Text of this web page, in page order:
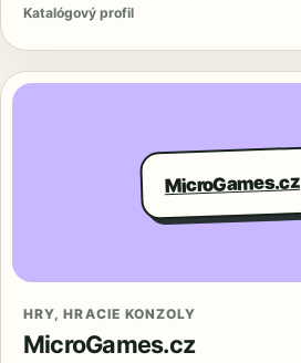
Katalógový profil
MicroGames.cz
HRY, HRACIE KONZOLY
MicroGames.cz